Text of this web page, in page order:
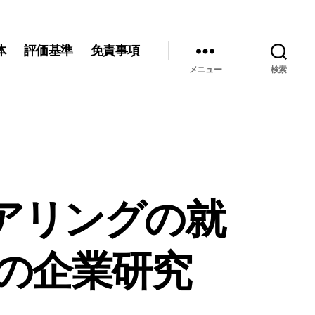
評価基準 免責事項
メニュー 検索
リングの就
企業研究